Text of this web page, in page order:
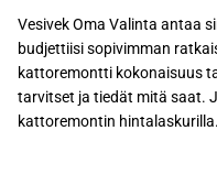
Vesivek Oma Valinta antaa
budjettiisi sopivimman
kattoremontti kokonaisuus
tarvitset ja tiedät mitä saat.
kattoremontin hintalaskurilla.